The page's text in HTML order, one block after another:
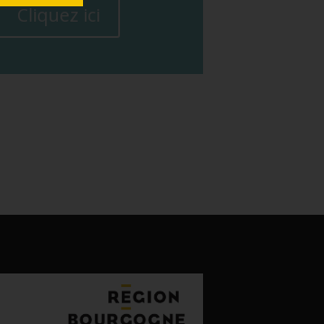
Cliquez ici